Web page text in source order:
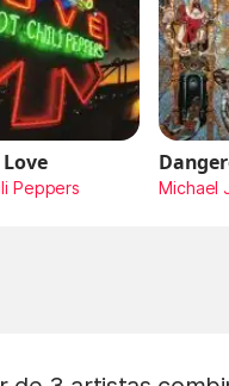
Peppers Michael